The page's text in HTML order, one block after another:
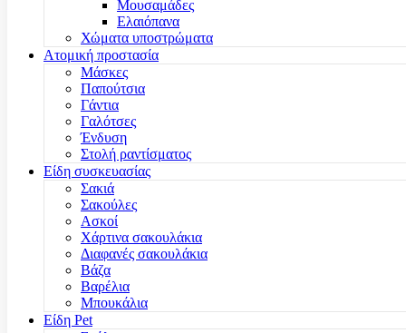
Μουσαμάδες
Ελαιόπανα
Χώματα υποστρώματα
Ατομική προστασία
Μάσκες
Παπούτσια
Γάντια
Γαλότσες
Ένδυση
Στολή ραντίσματος
Είδη συσκευασίας
Σακιά
Σακούλες
Ασκοί
Χάρτινα σακουλάκια
Διαφανές σακουλάκια
Βάζα
Βαρέλια
Μπουκάλια
Είδη Pet